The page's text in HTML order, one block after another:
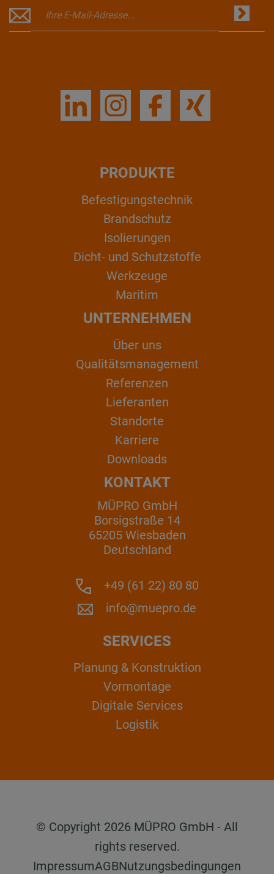
PRODUKTE
Befestigungstechnik
Brandschutz
Isolierungen
Dicht- und Schutzstoffe
Werkzeuge
Maritim
UNTERNEHMEN
Über uns
Qualitätsmanagement
Referenzen
Lieferanten
Standorte
Karriere
Downloads
KONTAKT
MÜPRO GmbH
Borsigstraße 14
65205 Wiesbaden
Deutschland
+49 (61 22) 80 80
info@muepro.de
SERVICES
Planung & Konstruktion
Vormontage
Digitale Services
Logistik
© Copyright 2026 MÜPRO GmbH - All
rights reserved.
ImpressumAGBNutzungsbedingungen